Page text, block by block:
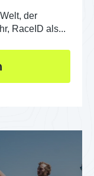
der
RaceID als...